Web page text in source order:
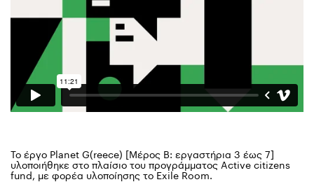
Το έργο Planet G(reece) [Μέρος Β: εργαστήρια 3 έως 7]
υλοποιήθηκε στο πλαίσιο του προγράμματος Active citizens
fund, με φορέα υλοποίησης το Exile Room.